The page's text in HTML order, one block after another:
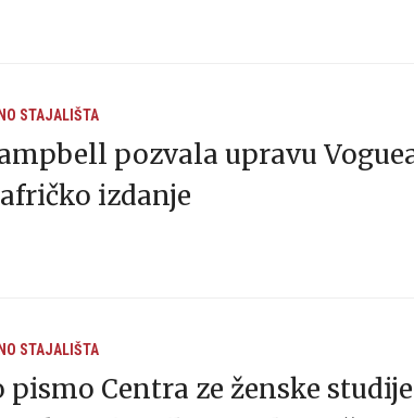
STAJALIŠTA
pozvala upravu
izdanje
STAJALIŠTA
pismo Centra ze ženske studije